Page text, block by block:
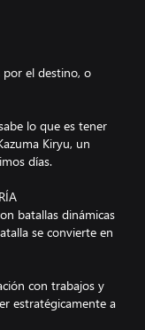
por el destino, o
lo que es tener
Kiryu, un
días.
batallas dinámicas
se convierte en
con trabajos y
estratégicamente a